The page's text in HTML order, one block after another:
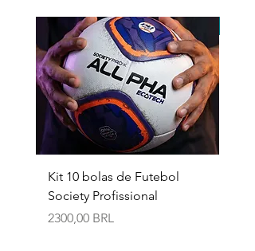
Kit 10 bolas de Futebol
Society Profissional
Precio
2300,00 BRL